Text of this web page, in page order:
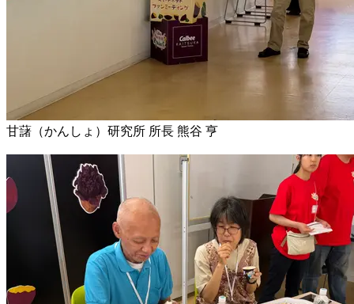
甘藷（かんしょ）研究所 所長 熊谷 亨